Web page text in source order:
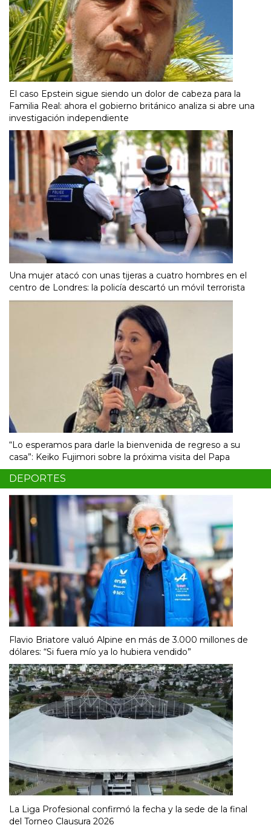
El caso Epstein sigue siendo un dolor de cabeza para la
Familia Real: ahora el gobierno británico analiza si abre una
investigación independiente
Una mujer atacó con unas tijeras a cuatro hombres en el
centro de Londres: la policía descartó un móvil terrorista
“Lo esperamos para darle la bienvenida de regreso a su
casa”: Keiko Fujimori sobre la próxima visita del Papa
DEPORTES
Flavio Briatore valuó Alpine en más de 3.000 millones de
dólares: “Si fuera mío ya lo hubiera vendido”
La Liga Profesional confirmó la fecha y la sede de la final
del Torneo Clausura 2026